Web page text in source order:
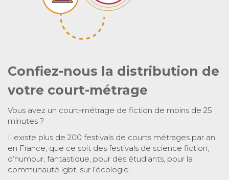
Confiez-nous la distribution de
votre court-métrage
Vous avez un court-métrage de fiction de moins de 25
minutes ?
Il existe plus de 200 festivals de courts métrages par an
en France, que ce soit des festivals de science fiction,
d’humour, fantastique, pour des étudiants, pour la
communauté lgbt, sur l’écologie…